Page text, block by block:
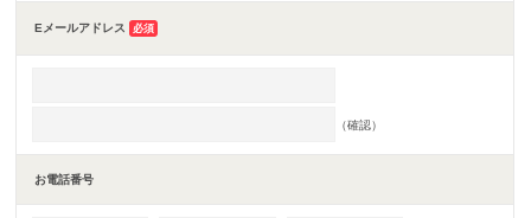
Eメールアドレス 必須
（確認）
お電話番号